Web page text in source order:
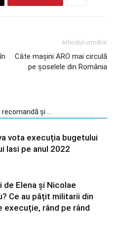
Articolul următor
Câte maşini ARO mai circulă
pe şoselele din România
recomandă și ...
vota execuția bugetului
Iasi pe anul 2022
de Elena și Nicolae
Ce au pățit militarii din
execuție, rând pe rând